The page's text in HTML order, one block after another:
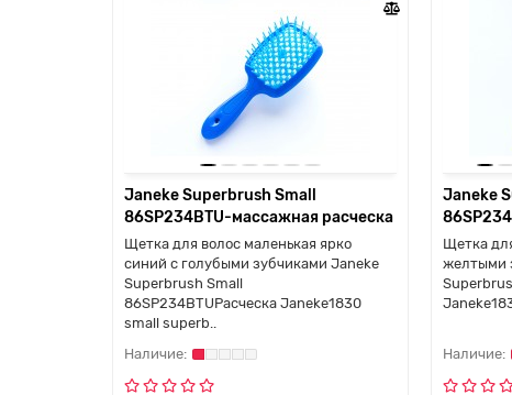
Janeke Superbrush Small
86SP234BTU-массажная расческа
Щетка для волос маленькая ярко
синий с голубыми зубчиками Janeke
Superbrush Small
86SP234BTUРасческа Janeke1830
small superb..
Janeke
Щетка
желтыми